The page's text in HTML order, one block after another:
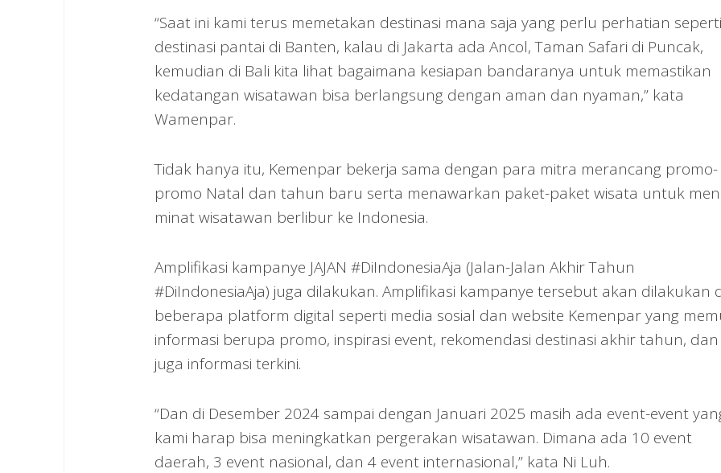
“Saat ini kami terus memetakan destinasi mana saja yang perlu perhatian seperti
destinasi pantai di Banten, kalau di Jakarta ada Ancol, Taman Safari di Puncak,
kemudian di Bali kita lihat bagaimana kesiapan bandaranya untuk memastikan
kedatangan wisatawan bisa berlangsung dengan aman dan nyaman,” kata
Wamenpar.
Tidak hanya itu, Kemenpar bekerja sama dengan para mitra merancang promo-
promo Natal dan tahun baru serta menawarkan paket-paket wisata untuk
minat wisatawan berlibur ke Indonesia.
Amplifikasi kampanye JAJAN #DiIndonesiaAja (Jalan-Jalan Akhir Tahun
#DiIndonesiaAja) juga dilakukan. Amplifikasi kampanye tersebut akan dilakukan
beberapa platform digital seperti media sosial dan website Kemenpar yang
informasi berupa promo, inspirasi event, rekomendasi destinasi akhir tahun, dan
juga informasi terkini.
“Dan di Desember 2024 sampai dengan Januari 2025 masih ada event-event
kami harap bisa meningkatkan pergerakan wisatawan. Dimana ada 10 event
daerah, 3 event nasional, dan 4 event internasional,” kata Ni Luh.